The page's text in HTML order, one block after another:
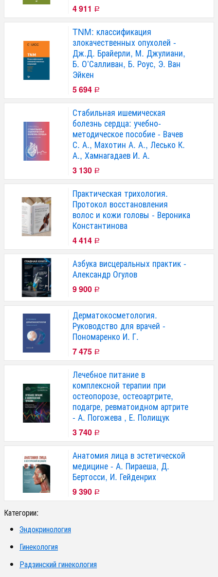
4 911 Р
TNM: классификация
злокачественных опухолей -
Дж.Д. Брайерли, М. Джулиани,
Б. О’Салливан, Б. Роус, Э. Ван
Эйкен
5 694 Р
Стабильная ишемическая
болезнь сердца: учебно-
методическое пособие - Вачев
С. А., Махотин А. А., Лесько К.
А., Хамнагадаев И. А.
3 130 Р
Практическая трихология.
Протокол восстановления
волос и кожи головы - Вероника
Константинова
4 414 Р
Азбука висцеральных практик -
Александр Огулов
9 900 Р
Дерматокосметология.
Руководство для врачей -
Пономаренко И. Г.
7 475 Р
Лечебное питание в
комплексной терапии при
остеопорозе, остеоартрите,
подагре, ревматоидном артрите
- А. Погожева , Е. Полищук
3 740 Р
Анатомия лица в эстетической
медицине - А. Пираеша, Д.
Бертосси, И. Гейденрих
9 390 Р
Категории:
Эндокринология
Гинекология
Радзинский гинекология